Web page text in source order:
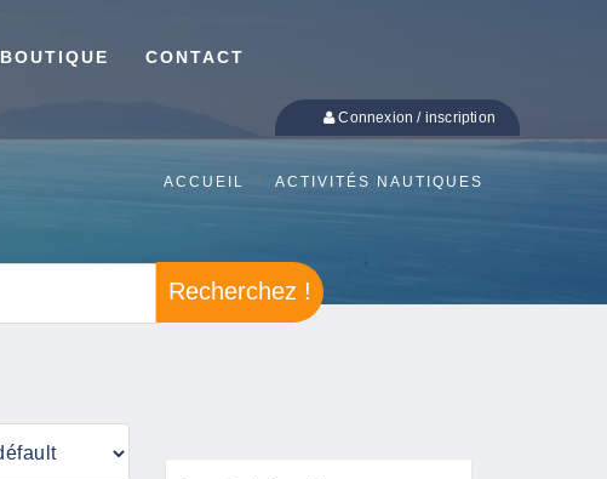
BOUTIQUE CONTACT
Connexion / inscription
ACCUEIL ACTIVITÉS NAUTIQUES
Recherchez !